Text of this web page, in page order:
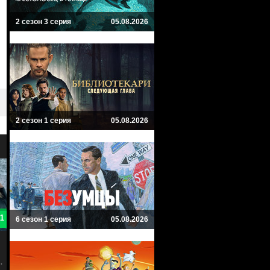
8
Колесо времени
Драма, Фэнтези, Приключенческий
Ведьмак: Происхождение
The Witcher: Blood Origin
Драма, Приключенческий, Боевик,
2 сезон 3 серия 05.08.2026
2 сезон 1 серия 05.08.2026
6 сезон 1 серия 05.08.2026